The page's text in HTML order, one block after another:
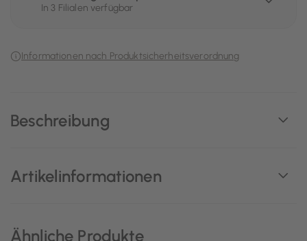
Beschreibung
Artikelinformationen
In 3 Filialen verfügbar
Informationen nach Produktsicherheitsverordnung